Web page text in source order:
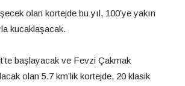
olan kortejde bu yıl, 100’ye yakın
kucaklaşacak.
başlayacak ve Fevzi Çakmak
olan 5.7 km’lik kortejde, 20 klasik